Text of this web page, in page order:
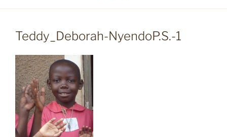
Teddy_Deborah-NyendoP.S.-1